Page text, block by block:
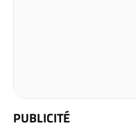
PUBLICITÉ